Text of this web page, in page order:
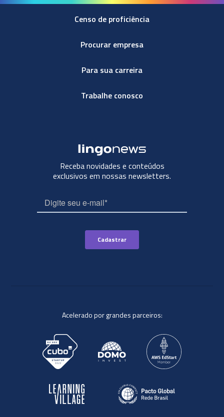
Censo de proficiência
Procurar empresa
Para sua carreira
Trabalhe conosco
Receba novidades e conteúdos
exclusivos em nossas newsletters.
Acelerado por grandes parceiros: